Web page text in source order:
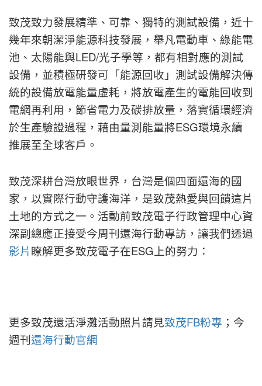
致茂致力發展精準、可靠、獨特的測試設備，近十
幾年來朝潔淨能源科技發展，舉凡電動車、綠能電
池、太陽能與LED/光子學等，都有相對應的測試
設備，並積極研發可「能源回收」測試設備解決傳
統的設備放電能量虛耗，將放電產生的電能回收到
電網再利用，節省電力及碳排放量，落實循環經濟
於生產驗證過程，藉由量測能量將ESG環境永續
推展至全球客戶。
致茂深耕台灣放眼世界，台灣是個四面還海的國
家，以實際行動守護海洋，是致茂熱愛與回饋這片
土地的方式之一。活動前致茂電子行政管理中心資
深副總應正接受今周刊還海行動專訪，讓我們透過
影片瞭解更多致茂電子在ESG上的努力：
更多致茂還活淨灘活動照片請見致茂FB粉專 ；今
週刊還海行動官網